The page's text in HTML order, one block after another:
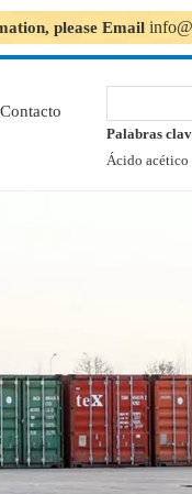
please Email
Contacto
Palabras
Ácido